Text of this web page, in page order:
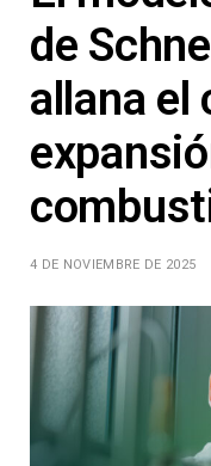
de
allana el
4 DE NOVIEMBRE DE 2025